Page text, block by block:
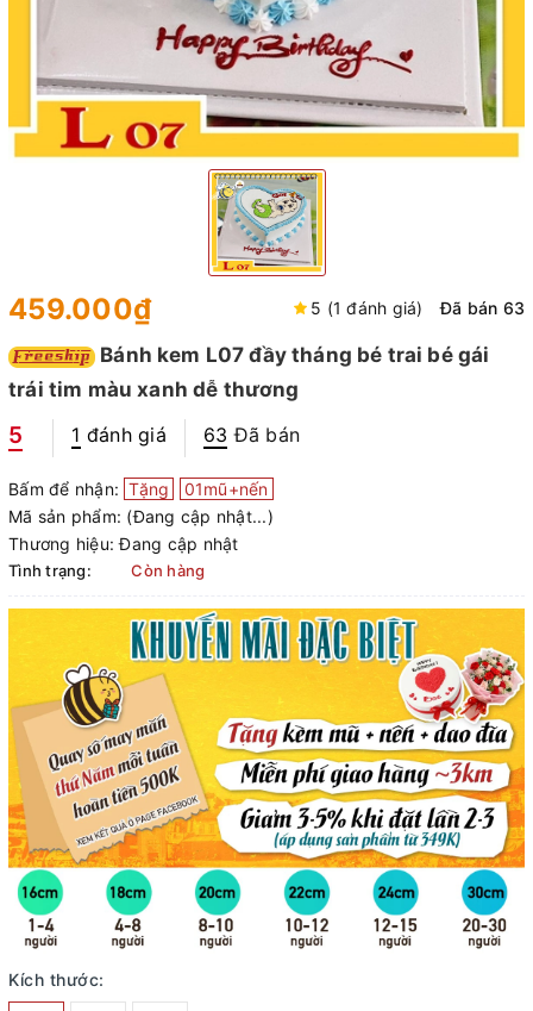
459.000₫ 5 (1 đánh giá) Đã bán 63
Bánh kem L07 đầy tháng bé trai bé gái
trái tim màu xanh dễ thương
5 1 đánh giá 63 Đã bán
Bấm để nhận: Tặng
01mũ+nến
Mã sản phẩm: (Đang cập nhật...)
Thương hiệu: Đang cập nhật
Tình trạng: Còn hàng
Kích thước: